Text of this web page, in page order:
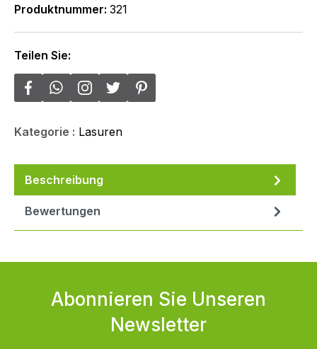
Produktnummer: 321
Teilen Sie:
Kategorie : Lasuren
Beschreibung
Bewertungen
Abonnieren Sie Unseren
Newsletter